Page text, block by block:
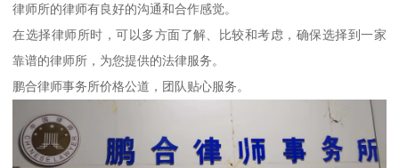
律师所的律师有良好的沟通和合作感觉。
在选择律师所时，可以多方面了解、比较和考虑，确保选择到一家
靠谱的律师所，为您提供的法律服务。
鹏合律师事务所价格公道，团队贴心服务。